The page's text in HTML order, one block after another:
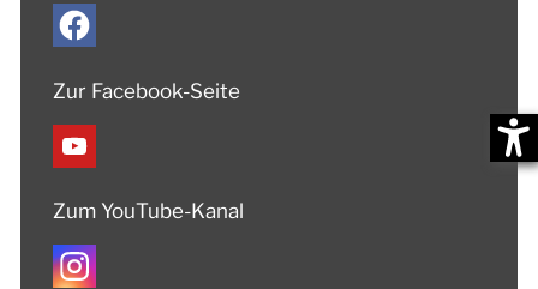
Zur Facebook-Seite
Zum YouTube-Kanal